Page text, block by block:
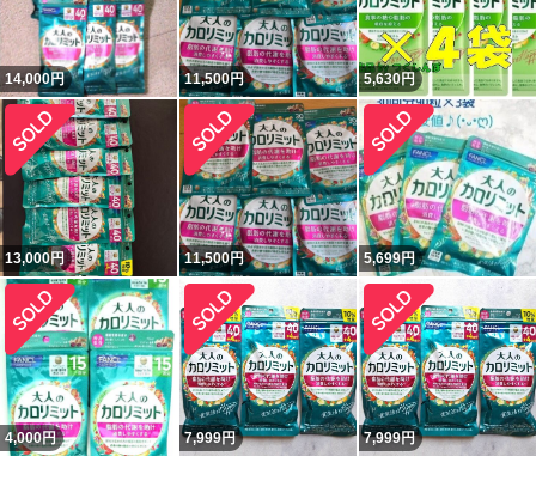
14,000円 11,500円 5,630円
13,000円 11,500円 5,699円
4,000円 7,999円 7,999円